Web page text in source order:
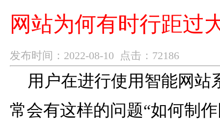
网站为何有时行距过
发布时间：2022-08-10 点击：72186
用户在进行使用智能网站
常会有这样的问题“如何制